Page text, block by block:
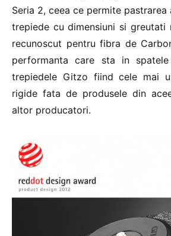
Seria 2, ceea ce permite
trepiede cu dimensiuni si greutati
recunoscut pentru fibra de
performanta care sta in
trepiedele Gitzo fiind cele mai
rigide fata de produsele din
altor producatori.